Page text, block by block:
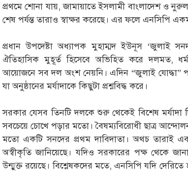
প্রথমে শোনা যায়, জামায়াতে ইসলামী বাংলাদেশ ও
শেষ পর্যন্ত তারাও স্বাক্ষর করেছে। এর ফলে এনসিপি
প্রধান উপদেষ্টা অধ্যাপক মুহাম্মদ ইউনূস ‘জুলাই
ঐতিহাসিক মুহূর্ত হিসেবে অভিহিত করে দলমত,
আয়োজনে সব দল অংশ নেয়নি। এদিন “জুলাই যোদ্ধা”
যা অনুষ্ঠানের মর্যাদাকে কিছুটা প্রশ্নবিদ্ধ করে।
সরকার যেসব তিনটি দলকে শুরু থেকেই বিশেষ
সবচেয়ে চোখে পড়ার মতো। বৈষম্যবিরোধী ছাত্র
মতো একটি সনদের প্রথম দাবিদাতা। অথচ তারাই
অস্বীকৃতি জানিয়েছে। যদিও সরকারের পক্ষ থেকে
উন্মুক্ত রয়েছে। বিশ্লেষকদের মতে, এনসিপি যদি